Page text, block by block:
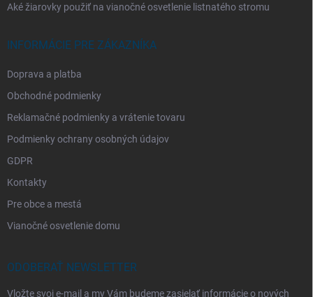
Aké žiarovky použiť na vianočné osvetlenie listnatého stromu
INFORMÁCIE PRE ZÁKAZNÍKA
Doprava a platba
Obchodné podmienky
Reklamačné podmienky a vrátenie tovaru
Podmienky ochrany osobných údajov
GDPR
Kontakty
Pre obce a mestá
Vianočné osvetlenie domu
ODOBERAŤ NEWSLETTER
Vložte svoj e-mail a my Vám budeme zasielať informácie o nových